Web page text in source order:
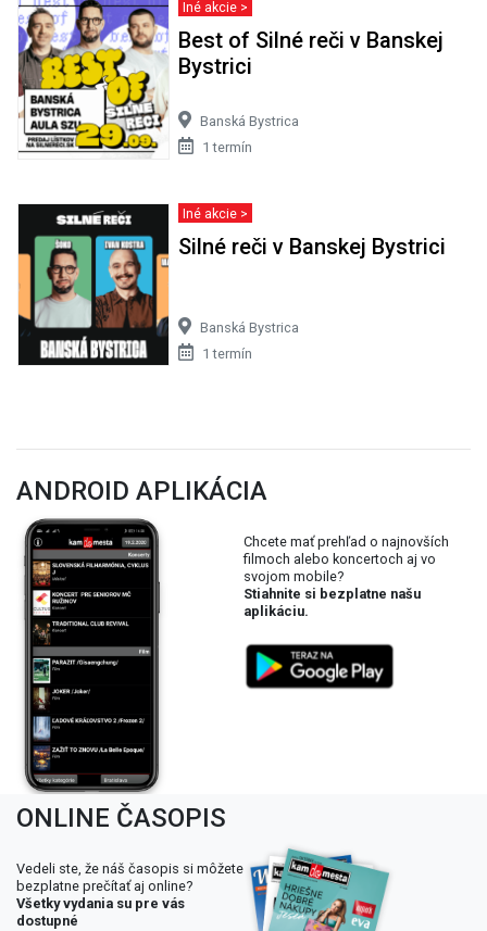
Iné akcie >
Best of Silné reči v Banskej
Bystrici
Banská Bystrica
1 termín
Iné akcie >
Silné reči v Banskej Bystrici
Banská Bystrica
1 termín
ANDROID APLIKÁCIA
Chcete mať prehľad o najnovších
filmoch alebo koncertoch aj vo
svojom mobile?
Stiahnite si bezplatne našu
aplikáciu.
ONLINE ČASOPIS
Vedeli ste, že náš časopis si môžete
bezplatne prečítať aj online?
Všetky vydania su pre vás
dostupné